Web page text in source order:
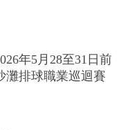
年5月28至31日前
灘排球職業巡迴賽